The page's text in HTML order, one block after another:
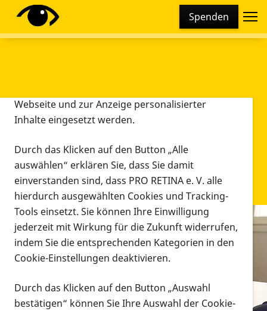
Spenden
Infomaterial
Infomaterial
Vorlesen
Diese Webseite setzt verschiedene Cookies und
Tracking-Tools ein. Dies beinhaltet Cookies und
Webseite und zur Anzeige personalisierter
Inhalte eingesetzt werden.
Durch das Klicken auf den Button „Alle
auswählen“ erklären Sie, dass Sie damit
einverstanden sind, dass PRO RETINA e. V. alle
hierdurch ausgewählten Cookies und Tracking-
Tools einsetzt. Sie können Ihre Einwilligung
jederzeit mit Wirkung für die Zukunft widerrufen,
indem Sie die entsprechenden Kategorien in den
Cookie-Einstellungen deaktivieren.
Durch das Klicken auf den Button „Auswahl
bestätigen“ können Sie Ihre Auswahl der Cookie-